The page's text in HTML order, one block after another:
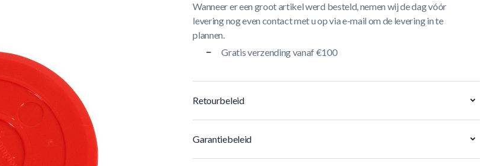
Wanneer er een groot artikel werd besteld, nemen wij de dag vóór
levering nog even contact met u op via e-mail om de levering in te
plannen.
Gratis verzending vanaf €100
Retourbeleid
Garantiebeleid